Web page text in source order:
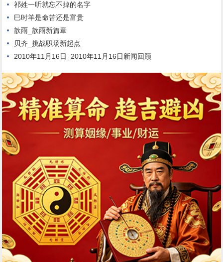
祁姓一听就忘不掉的名字
巳时羊是命苦还是富贵
歆雨_歆雨新篇章
贝齐_挑战职场新起点
2010年11月16日_2010年11月16日新闻回顾